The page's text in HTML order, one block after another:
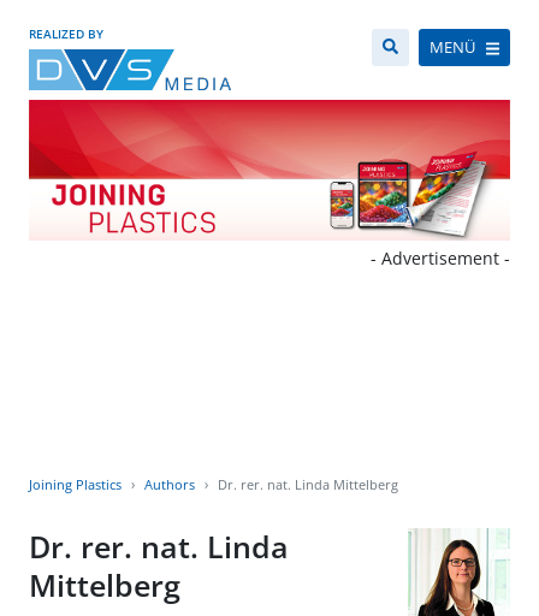
REALIZED BY
MENÜ
- Advertisement -
Joining Plastics Authors Dr. rer. nat. Linda Mittelberg
Dr. rer. nat. Linda
Mittelberg